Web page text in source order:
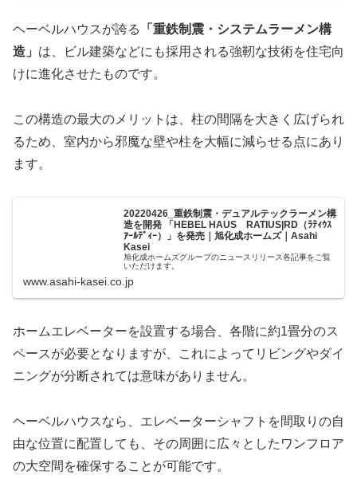
ヘーベルハウスが誇る
「重鉄制震・システムラーメン構
造」 は、ビル建築などにも採用される強靭な技術を住宅向
けに進化させたものです。
この構造の最大のメリットは、柱の間隔を大きく広げられ
るため、室内から邪魔な壁や柱を大幅に減らせる点にあり
ます。
20220426_重鉄制震・デュアルテックラーメン構
造を開発 「HEBEL HAUS RATIUS|RD（ﾗﾃｨｳｽ
ｱｰﾙﾃﾞｨｰ）」を発売｜旭化成ホームズ｜Asahi
Kasei
旭化成ホームズグループのニュースリリース各記事をご覧
いただけます。
www.asahi-kasei.co.jp
ホームエレベーターを設置する場合、各階に約1畳分のス
ペースが必要となりますが、これによってリビングやダイ
ニングが分断されては意味がありません。
ヘーベルハウスなら、エレベーターシャフトを間取りの自
由な位置に配置しても、その周囲に広々としたワンフロア
の大空間を確保することが可能です。